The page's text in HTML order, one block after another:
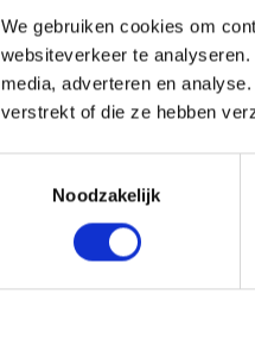
We gebruiken cookies om
websiteverkeer te
media, adverteren en
verstrekt of die ze hebben
Noodzakelijk